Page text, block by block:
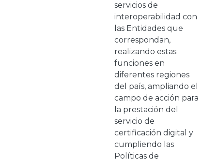
servicios de
interoperabilidad con
las Entidades que
correspondan,
realizando estas
funciones en
diferentes regiones
del país, ampliando el
campo de acción para
la prestación del
servicio de
certificación digital y
cumpliendo las
Políticas de